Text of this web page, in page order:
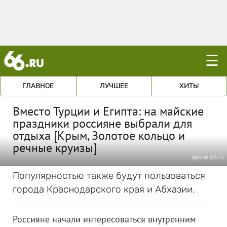
☰
ГЛАВНОЕ ЛУЧШЕЕ ХИТЫ
Вместо Турции и Египта: на майские
праздники россияне выбрали для
отдыха [Крым, Золотое кольцо и
речные круизы]
архив 66.ru
Популярностью также будут пользоваться
города Краснодарского края и Абхазии.
Россияне начали интересоваться внутренним